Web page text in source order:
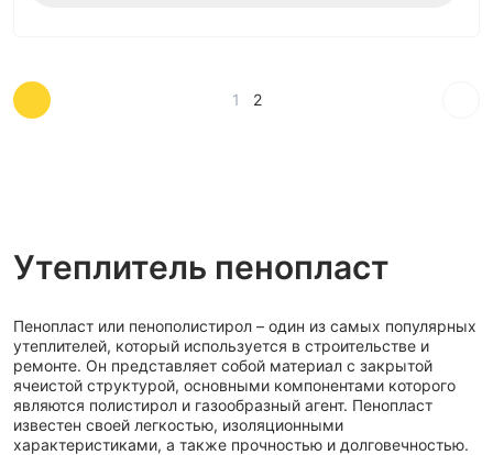
1 2
Утеплитель пенопласт
Пенопласт или пенополистирол – один из самых популярных
утеплителей, который используется в строительстве и
ремонте. Он представляет собой материал с закрытой
ячеистой структурой, основными компонентами которого
являются полистирол и газообразный агент. Пенопласт
известен своей легкостью, изоляционными
характеристиками, а также прочностью и долговечностью.